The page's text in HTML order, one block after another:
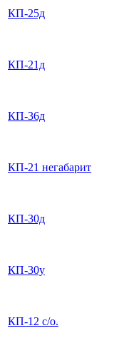
КП-25д
КП-21д
КП-36д
КП-21 негабарит
КП-30д
КП-30у
КП-12 с/о.